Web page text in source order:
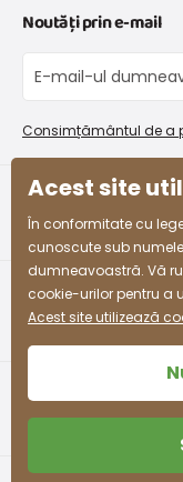
Retururi și reclamații
Schimb sau
Procedura de
Despre noi
Blog
Program de afiliere
Colectarea
Noutăți prin e-mail
Consimțământul de a
Acest site
În conformitate cu
cunoscute sub
dumneavoastră. Vă
cookie-urilor pentru a
Acest site utilizează